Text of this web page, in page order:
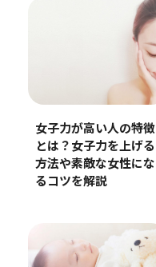
女子力が高い人の特徴
とは？女子力を上げる
方法や素敵な女性にな
るコツを解説